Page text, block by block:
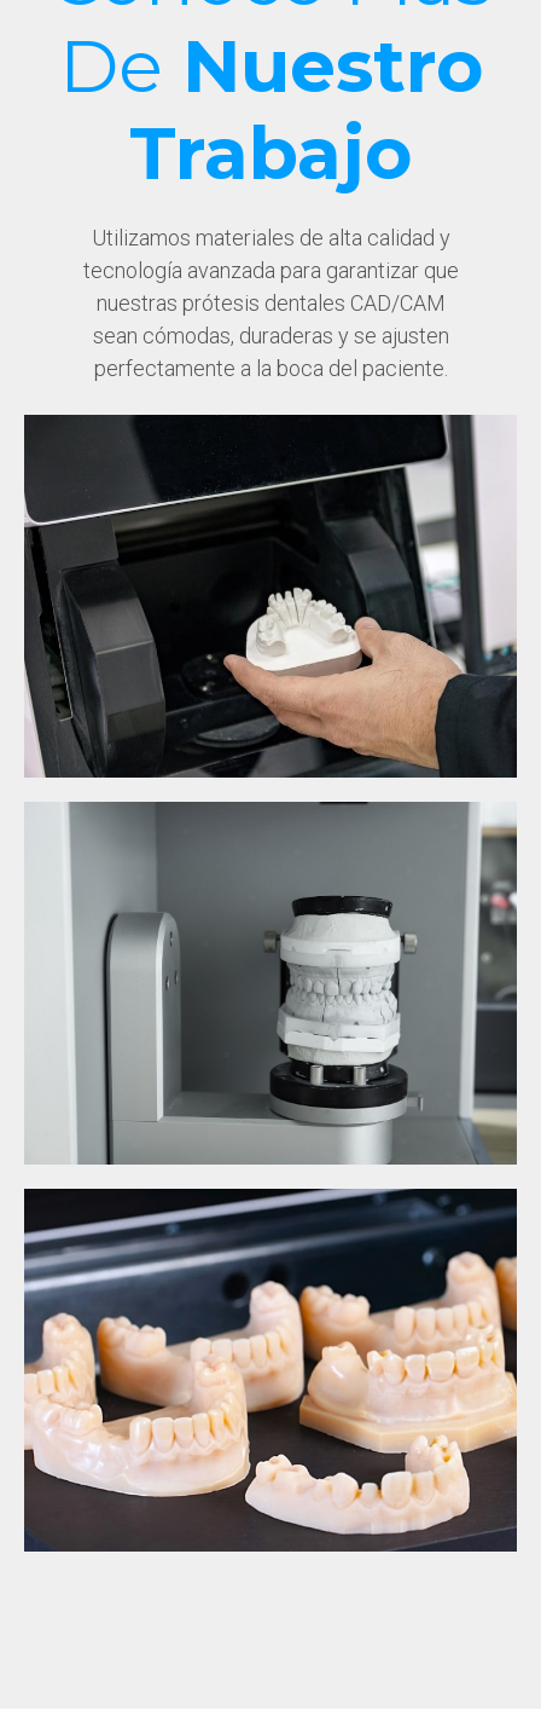
De Nuestro
Trabajo
Utilizamos materiales de alta calidad y
tecnología avanzada para garantizar que
nuestras prótesis dentales CAD/CAM
sean cómodas, duraderas y se ajusten
perfectamente a la boca del paciente.